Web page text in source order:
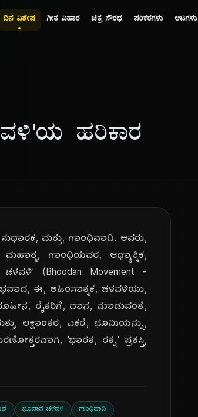
ದಿನ ವಿಶೇಷ ಗೀತ ವಿಹಾರ ಚಿತ್ರ ಸೌರಭ ಪರಿಕರಗಳು ಆಟಗಳು
ಹರಿಕಾರ
ಮತ್ತು, ಗಾಂಧಿವಾದಿ. ಅವರು,
ಗಾಂಧಿಯವರ, ಆಧ್ಯಾತ್ಮಿಕ,
(Bhoodan Movement -
ಈ, ಅಹಿಂಸಾತ್ಮಕ, ಚಳವಳಿಯು,
ರೈತರಿಗೆ, ದಾನ, ಮಾಡುವಂತೆ,
ಲಕ್ಷಾಂತರ, ಎಕರೆ, ಭೂಮಿಯನ್ನು,
'ಭಾರತ, ರತ್ನ' ಪ್ರಶಸ್ತಿ,
ಭೂದಾನ ಚಳವಳಿ ಗಾಂಧಿವಾದಿ